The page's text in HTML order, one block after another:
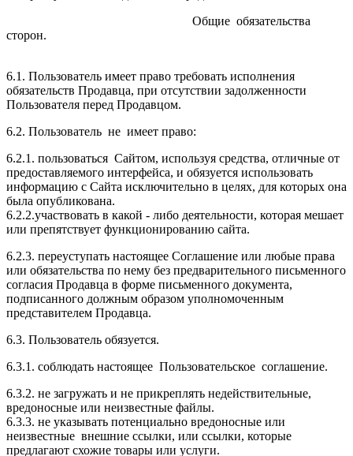
Общие обязательства
сторон.
6.1. Пользователь имеет право требовать исполнения
обязательств Продавца, при отсутствии задолженности
Пользователя перед Продавцом.
6.2. Пользователь не имеет право:
6.2.1. пользоваться Сайтом, используя средства, отличные от
предоставляемого интерфейса, и обязуется использовать
информацию с Сайта исключительно в целях, для которых она
была опубликована.
6.2.2.участвовать в какой - либо деятельности, которая мешает
или препятствует функционированию сайта.
6.2.3. переуступать настоящее Соглашение или любые права
или обязательства по нему без предварительного письменного
согласия Продавца в форме письменного документа,
подписанного должным образом уполномоченным
представителем Продавца.
6.3. Пользователь обязуется.
6.3.1. соблюдать настоящее Пользовательское соглашение.
6.3.2. не загружать и не прикреплять недействительные,
вредоносные или неизвестные файлы.
6.3.3. не указывать потенциально вредоносные или
неизвестные внешние ссылки, или ссылки, которые
предлагают схожие товары или услуги.